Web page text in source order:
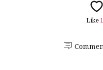
Like